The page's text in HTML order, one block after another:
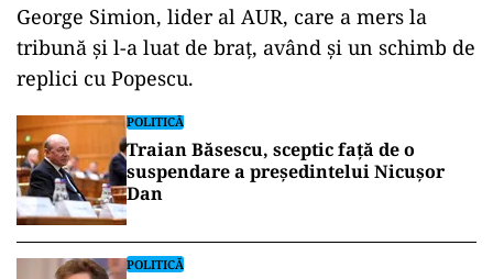
George Simion, lider al AUR, care a mers la
tribună şi l-a luat de braţ, având şi un schimb de
replici cu Popescu.
POLITICĂ
Traian Băsescu, sceptic față de o
suspendare a președintelui Nicușor
Dan
POLITICĂ